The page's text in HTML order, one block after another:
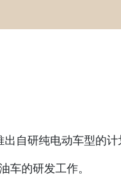
自研纯电动车型的计
车的研发工作。